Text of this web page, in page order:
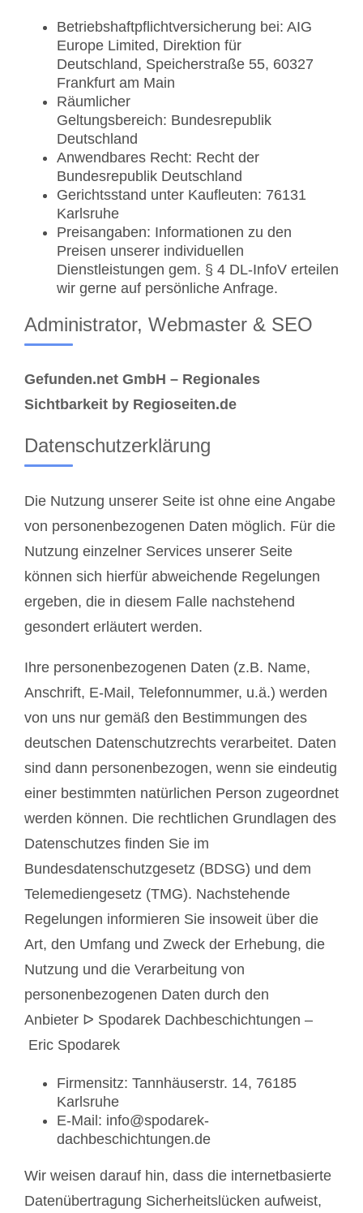
Betriebshaftpflichtversicherung bei: AIG
Europe Limited, Direktion für
Deutschland, Speicherstraße 55, 60327
Frankfurt am Main
Räumlicher
Geltungsbereich: Bundesrepublik
Deutschland
Anwendbares Recht: Recht der
Bundesrepublik Deutschland
Gerichtsstand unter Kaufleuten: 76131
Karlsruhe
Preisangaben: Informationen zu den
Preisen unserer individuellen
Dienstleistungen gem. § 4 DL-InfoV erteilen
wir gerne auf persönliche Anfrage.
Administrator, Webmaster & SEO
Gefunden.net GmbH – Regionales
Sichtbarkeit by Regioseiten.de
Datenschutzerklärung
Die Nutzung unserer Seite ist ohne eine Angabe
von personenbezogenen Daten möglich. Für die
Nutzung einzelner Services unserer Seite
können sich hierfür abweichende Regelungen
ergeben, die in diesem Falle nachstehend
gesondert erläutert werden.
Ihre personenbezogenen Daten (z.B. Name,
Anschrift, E-Mail, Telefonnummer, u.ä.) werden
von uns nur gemäß den Bestimmungen des
deutschen Datenschutzrechts verarbeitet. Daten
sind dann personenbezogen, wenn sie eindeutig
einer bestimmten natürlichen Person zugeordnet
werden können. Die rechtlichen Grundlagen des
Datenschutzes finden Sie im
Bundesdatenschutzgesetz (BDSG) und dem
Telemediengesetz (TMG). Nachstehende
Regelungen informieren Sie insoweit über die
Art, den Umfang und Zweck der Erhebung, die
Nutzung und die Verarbeitung von
personenbezogenen Daten durch den
Anbieter ᐅ Spodarek Dachbeschichtungen –
Eric Spodarek
Firmensitz: Tannhäuserstr. 14, 76185
Karlsruhe
E-Mail: info@spodarek-
dachbeschichtungen.de
Wir weisen darauf hin, dass die internetbasierte
Datenübertragung Sicherheitslücken aufweist,